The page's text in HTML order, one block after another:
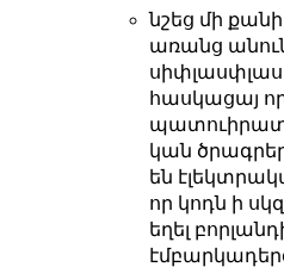
նշեց մի
առանց
սիփլասփլաս
հասկացայ
կան
են
որ կոդն ի
եղել